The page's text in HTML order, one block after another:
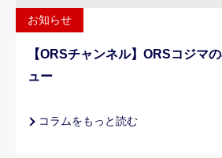
お知らせ
【ORSチャンネル】ORSコジマ
ュー
コラムをもっと読む